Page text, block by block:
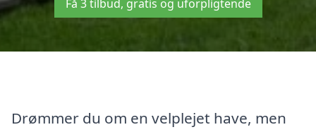
Få 3 tilbud, gratis og uforpligtende
Drømmer du om en velplejet have, men